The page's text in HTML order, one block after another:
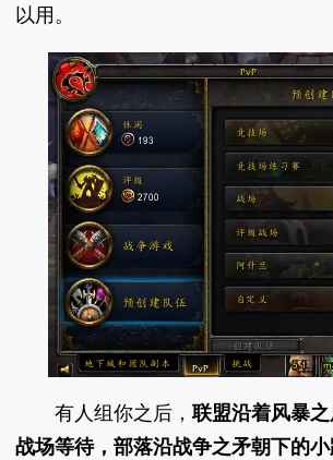
以用。
有人组你之后，联盟沿着风暴
战场等待，部落沿战争之矛朝下的小